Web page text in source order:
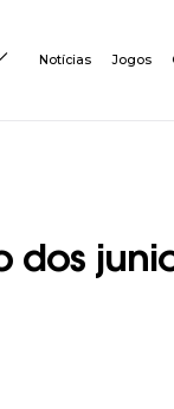
Notícias Jogos
dos